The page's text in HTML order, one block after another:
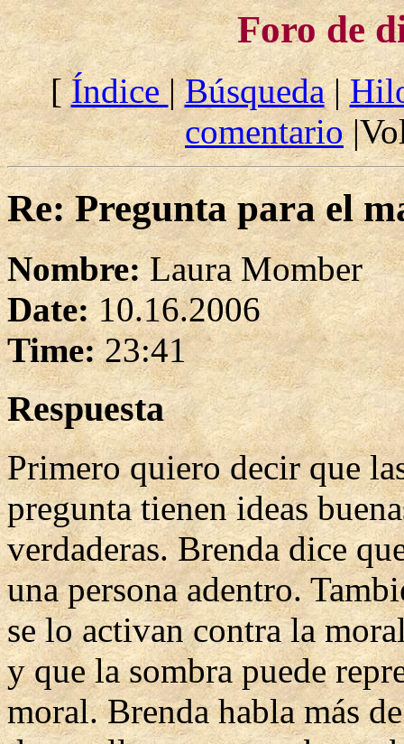
Foro de
[Índice|Búsqueda|
comentario
Re: Pregunta para el
Nombre:Laura Momber
Date:10.16.2006
Time:23:41
Respuesta
Primero quiero decir que
pregunta tienen ideas
verdaderas. Brenda dice
una persona adentro.
se lo activan contra la
y que la sombra puede
moral. Brenda habla más